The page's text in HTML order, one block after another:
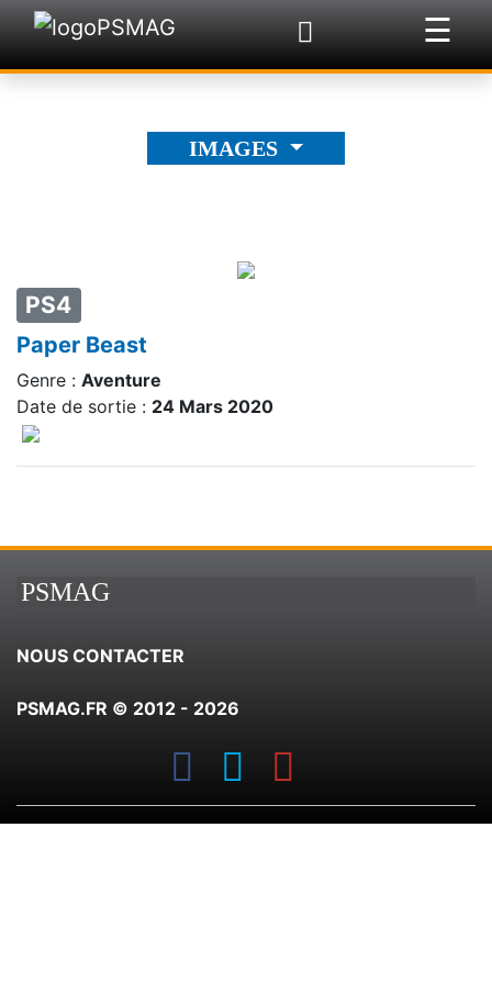
☰
×
IMAGES
PS4
Paper Beast
Genre : Aventure
Date de sortie : 24 Mars 2020
PSMAG
NOUS CONTACTER
PSMAG.FR © 2012 - 2026